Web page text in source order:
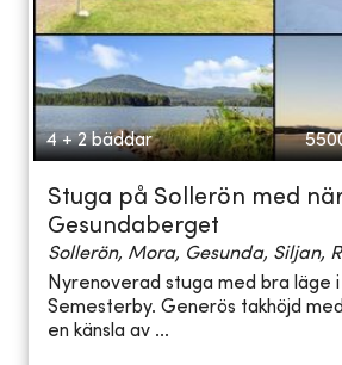
4 + 2 bäddar
Stuga på Sollerön med
Gesundaberget
Sollerön, Mora, Gesunda, Siljan,
Nyrenoverad stuga med bra läge i
Semesterby. Generös takhöjd
en känsla av ...